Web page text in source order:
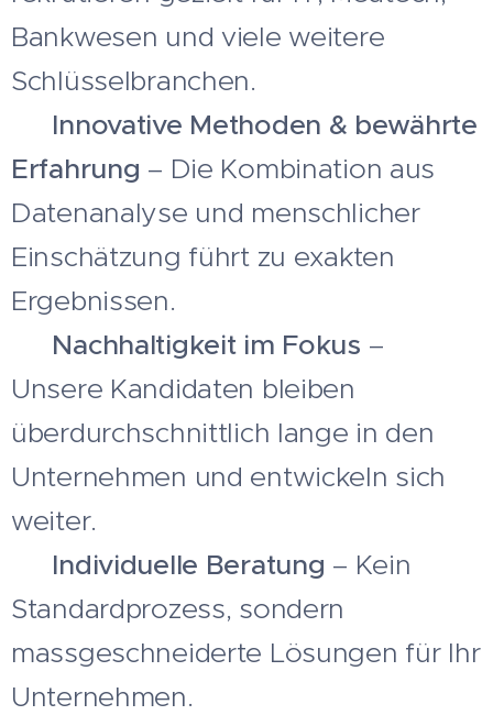
Bankwesen und viele weitere
Schlüsselbranchen.
Innovative Methoden & bewährte
Erfahrung – Die Kombination aus
Datenanalyse und menschlicher
Einschätzung führt zu exakten
Ergebnissen.
Nachhaltigkeit im Fokus –
Unsere Kandidaten bleiben
überdurchschnittlich lange in den
Unternehmen und entwickeln sich
weiter.
Individuelle Beratung – Kein
Standardprozess, sondern
massgeschneiderte Lösungen für Ihr
Unternehmen.